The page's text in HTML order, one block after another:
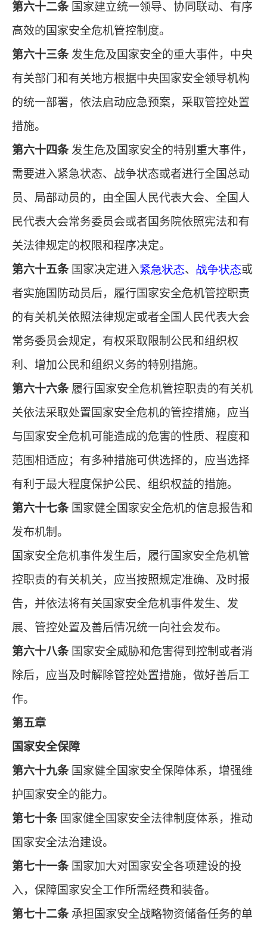
第六十二条国家建立统一领导、协同联动、有序
高效的国家安全危机管控制度。
第六十三条发生危及国家安全的重大事件，中央
有关部门和有关地方根据中央国家安全领导机构
的统一部署，依法启动应急预案，采取管控处置
措施。
第六十四条发生危及国家安全的特别重大事件，
需要进入紧急状态、战争状态或者进行全国总动
员、局部动员的，由全国人民代表大会、全国人
民代表大会常务委员会或者国务院依照宪法和有
关法律规定的权限和程序决定。
第六十五条国家决定进入紧急状态、 战争状态或
者实施国防动员后，履行国家安全危机管控职责
的有关机关依照法律规定或者全国人民代表大会
常务委员会规定，有权采取限制公民和组织权
利、增加公民和组织义务的特别措施。
第六十六条履行国家安全危机管控职责的有关机
关依法采取处置国家安全危机的管控措施，应当
与国家安全危机可能造成的危害的性质、程度和
范围相适应；有多种措施可供选择的，应当选择
有利于最大程度保护公民、组织权益的措施。
第六十七条国家健全国家安全危机的信息报告和
发布机制。
国家安全危机事件发生后，履行国家安全危机管
控职责的有关机关，应当按照规定准确、及时报
告，并依法将有关国家安全危机事件发生、发
展、管控处置及善后情况统一向社会发布。
第六十八条国家安全威胁和危害得到控制或者消
除后，应当及时解除管控处置措施，做好善后工
作。
第五章
国家安全保障
第六十九条国家健全国家安全保障体系，增强维
护国家安全的能力。
第七十条国家健全国家安全法律制度体系，推动
国家安全法治建设。
第七十一条国家加大对国家安全各项建设的投
入，保障国家安全工作所需经费和装备。
第七十二条 承担国家安全战略物资储备任务的单